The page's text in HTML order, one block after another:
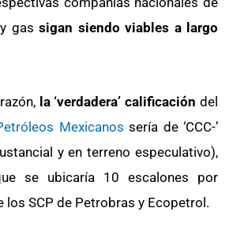
gas sigan siendo viables a largo
la ‘verdadera’ calificación del
Mexicanos sería de ‘CCC-’
y en terreno especulativo),
se ubicaría 10 escalones por
los SCP de Petrobras y Ecopetrol.